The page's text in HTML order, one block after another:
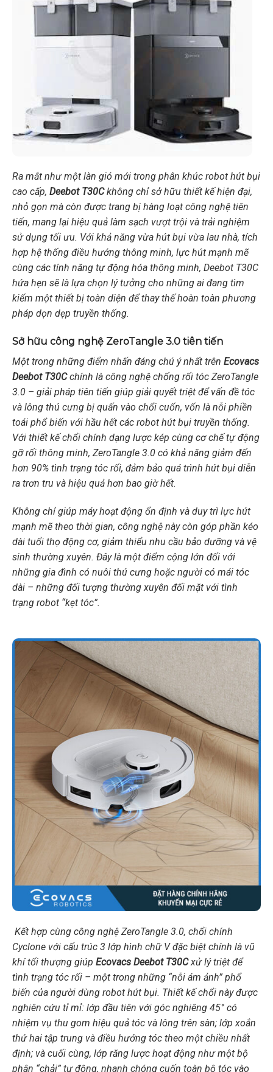
Ra mắt như một làn gió mới trong phân khúc robot hút bụi
cao cấp, Deebot T30Ckhông chỉ sở hữu thiết kế hiện đại,
nhỏ gọn mà còn được trang bị hàng loạt công nghệ tiên
tiến, mang lại hiệu quả làm sạch vượt trội và trải nghiệm
sử dụng tối ưu. Với khả năng vừa hút bụi vừa lau nhà, tích
hợp hệ thống điều hướng thông minh, lực hút mạnh mẽ
cùng các tính năng tự động hóa thông minh, Deebot T30C
hứa hẹn sẽ là lựa chọn lý tưởng cho những ai đang tìm
kiếm một thiết bị toàn diện để thay thế hoàn toàn phương
pháp dọn dẹp truyền thống.
Sở hữu công nghệ ZeroTangle 3.0 tiên tiến
Một trong những điểm nhấn đáng chú ý nhất trên Ecovacs
Deebot T30Cchính là công nghệ chống rối tóc ZeroTangle
3.0 – giải pháp tiên tiến giúp giải quyết triệt để vấn đề tóc
và lông thú cưng bị quấn vào chổi cuốn, vốn là nỗi phiền
toái phổ biến với hầu hết các robot hút bụi truyền thống.
Với thiết kế chổi chính dạng lược kép cùng cơ chế tự động
gỡ rối thông minh, ZeroTangle 3.0 có khả năng giảm đến
hơn 90% tình trạng tóc rối, đảm bảo quá trình hút bụi diễn
ra trơn tru và hiệu quả hơn bao giờ hết.
Không chỉ giúp máy hoạt động ổn định và duy trì lực hút
mạnh mẽ theo thời gian, công nghệ này còn góp phần kéo
dài tuổi thọ động cơ, giảm thiểu nhu cầu bảo dưỡng và vệ
sinh thường xuyên. Đây là một điểm cộng lớn đối với
những gia đình có nuôi thú cưng hoặc người có mái tóc
dài – những đối tượng thường xuyên đối mặt với tình
trạng robot “kẹt tóc”.
Kết hợp cùng công nghệ ZeroTangle 3.0, chổi chính
Cyclone với cấu trúc 3 lớp hình chữ V đặc biệt chính là vũ
khí tối thượng giúp Ecovacs Deebot T30Cxử lý triệt để
tình trạng tóc rối – một trong những “nỗi ám ảnh” phổ
biến của người dùng robot hút bụi. Thiết kế chổi này được
nghiên cứu tỉ mỉ: lớp đầu tiên với góc nghiêng 45° có
nhiệm vụ thu gom hiệu quả tóc và lông trên sàn; lớp xoắn
thứ hai tập trung và điều hướng tóc theo một chiều nhất
định; và cuối cùng, lớp răng lược hoạt động như một bộ
phận “chải” tự động, nhanh chóng cuốn toàn bộ tóc vào